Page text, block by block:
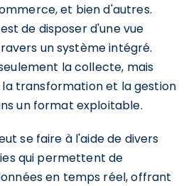
et bien d'autres.
de disposer d'une vue
un système intégré.
la collecte, mais
la transformation et la gestion
un format exploitable.
se faire à l'aide de divers
qui permettent de
en temps réel, offrant